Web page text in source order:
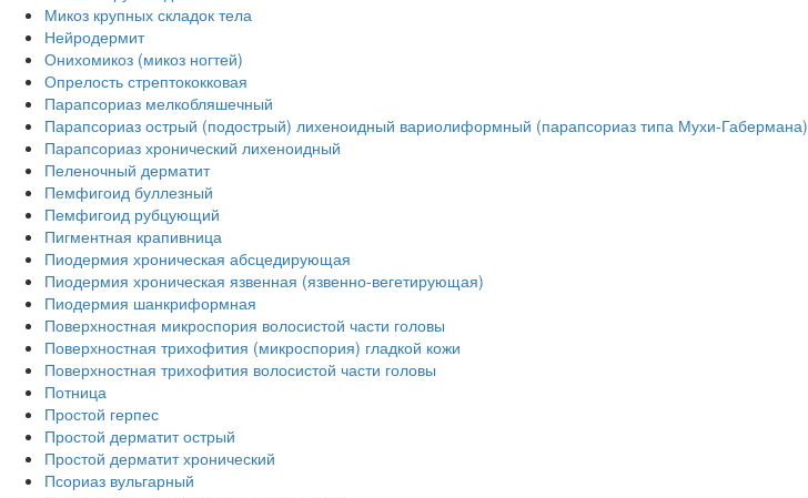
Микоз крупных складок тела
Нейродермит
Онихомикоз (микоз ногтей)
Опрелость стрептококковая
Парапсориаз мелкобляшечный
Парапсориаз острый (подострый) лихеноидный вариолиформный (парапсориаз типа Мухи-Габермана)
Парапсориаз хронический лихеноидный
Пеленочный дерматит
Пемфигоид буллезный
Пемфигоид рубцующий
Пигментная крапивница
Пиодермия хроническая абсцедирующая
Пиодермия хроническая язвенная (язвенно-вегетирующая)
Пиодермия шанкриформная
Поверхностная микроспория волосистой части головы
Поверхностная трихофития (микроспория) гладкой кожи
Поверхностная трихофития волосистой части головы
Потница
Простой герпес
Простой дерматит острый
Простой дерматит хронический
Псориаз вульгарный